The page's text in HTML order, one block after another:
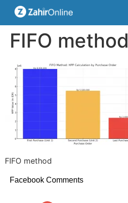
FIFO method
FIFO method
Facebook Comments